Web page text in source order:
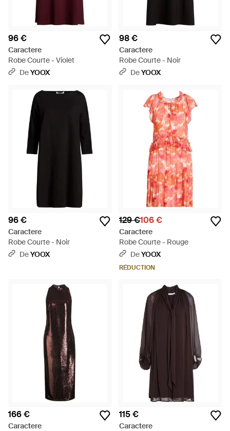
96 €
Caractere
Robe Courte - Violet
DeYOOX
98 €
Caractere
Robe Courte - Noir
DeYOOX
96 €
Caractere
Robe Courte - Noir
DeYOOX
129 €106 €
Caractere
Robe Courte - Rouge
DeYOOX
RÉDUCTION
166 €
Caractere
115 €
Caractere